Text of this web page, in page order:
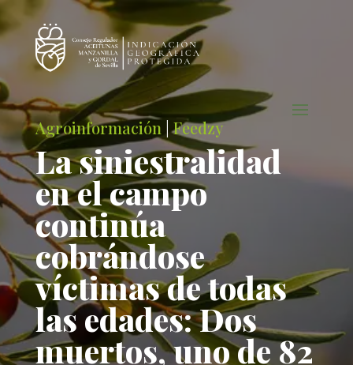
Agroinformación |Feedzy
La siniestralidad
en el campo
continúa
cobrándose
víctimas de todas
las edades: Dos
muertos, uno de 82